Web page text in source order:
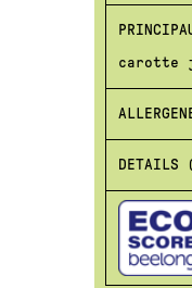
carotte